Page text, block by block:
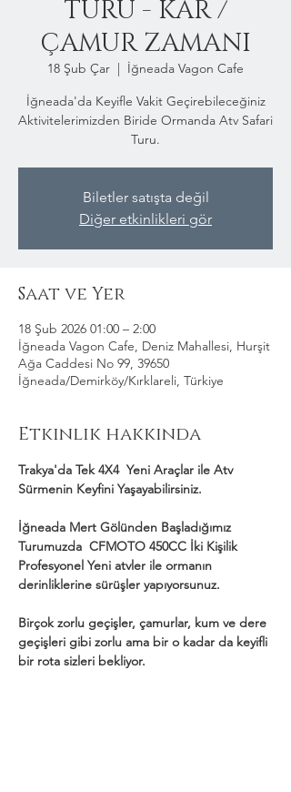
TURU - KAR /
ÇAMUR ZAMANI
18 Şub Çar
  |
İğneada Vagon Cafe
İğneada'da Keyifle Vakit Geçirebileceğiniz
Aktivitelerimizden Biride Ormanda Atv Safari
Turu.
Biletler satışta değil
Diğer etkinlikleri gör
Saat ve Yer
18 Şub 2026 01:00 – 2:00
İğneada Vagon Cafe, Deniz Mahallesi, Hurşit
Ağa Caddesi No 99, 39650
İğneada/Demirköy/Kırklareli, Türkiye
Etkinlik hakkında
Trakya'da Tek 4X4  Yeni Araçlar ile Atv
Sürmenin Keyfini Yaşayabilirsiniz.
İğneada Mert Gölünden Başladığımız
Turumuzda  CFMOTO 450CC İki Kişilik
Profesyonel Yeni atvler ile ormanın
derinliklerine sürüşler yapıyorsunuz.
Birçok zorlu geçişler, çamurlar, kum ve dere
geçişleri gibi zorlu ama bir o kadar da keyifli
bir rota sizleri bekliyor.